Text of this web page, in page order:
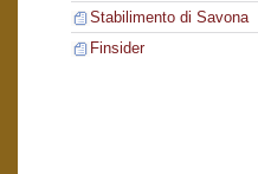
Stabilimento di Savona
Finsider